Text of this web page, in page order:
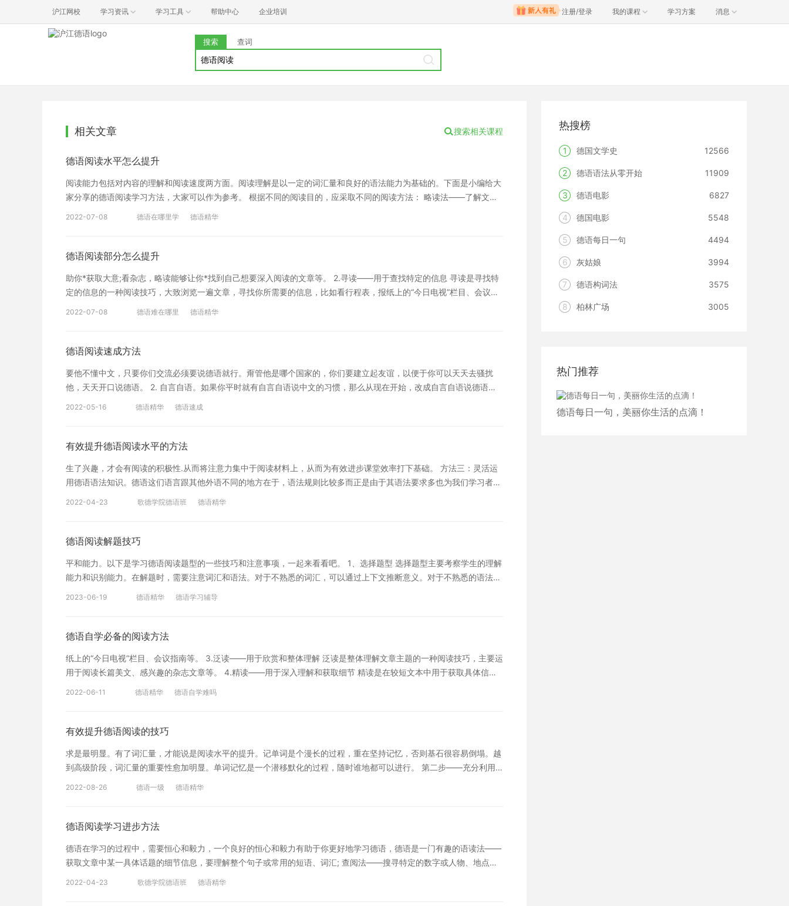
沪江网校 学习资讯 学习工具 帮助中心 企业培训 注册/登录 我的课程 学习方案 消息
搜索 查词
相关文章 搜索相关课程
德语阅读水平怎么提升
阅读能力包括对内容的理解和阅读速度两方面。阅读理解是以一定的词汇量和良好的语法能力为基础的。下面是小编给大
家分享的德语阅读学习方法，大家可以作为参考。 根据不同的阅读目的，应采取不同的阅读方法： 略读法——了解文章
结构的标记词。 在阅读时碰到生词是不可避免的。我们所要做的是猜测生词的含义，其方法有三： (1)根据上下文猜测词
蹴而就。在日常学习过程中，考生应注意积累词汇，并有意识地综合运用阅读方法和技巧。 以上就是德语阅读水平提升
方法，希望可以给大家在备考的过程中带来帮助。
2022-07-08 德语在哪里学 德语精华
德语阅读部分怎么提升
助你*获取大意;看杂志，略读能够让你*找到自己想要深入阅读的文章等。 2.寻读——用于查找特定的信息 寻读是寻找特
定的信息的一种阅读技巧，大致浏览一遍文章，寻找你所需要的信息，比如看行程表，报纸上的“今日电视”栏目、会议指
你掌握特定情境的细节，在这种情况下，就需要你理解每个单词，数据和事实了，比如账务报告、合约等. 所以怎样阅
2022-07-08 德语难在哪里 德语精华
德语阅读速成方法
要他不懂中文，只要你们交流必须要说德语就行。甭管他是哪个国家的，你们要建立起友谊，以便于你可以天天去骚扰
他，天天开口说德语。 2. 自言自语。如果你平时就有自言自语说中文的习惯，那么从现在开始，改成自言自语说德语。
话，往往会因为只注意到单词的发音而不理解整个句子的意思。所以，不论是口语手册还是教材，你在开口之前你要先默
读。读时声音不一定要很大，太语种，其中，选择德语的人很多。要想学好德语，掌握学习方法很重要。下面是小编给大
家分享的德语大声会影响思维，选择你觉得合适的音量，当然也不能太小声了导致含糊。 以上就是德语阅读方法的分
享，希望可以给大家在学习的时候带来帮助。
2022-05-16 德语精华 德语速成
有效提升德语阅读水平的方法
生了兴趣，才会有阅读的积极性.从而将注意力集中于阅读材料上，从而为有效进步课堂效率打下基础。 方法三：灵活运
用德语语法知识。德语这们语言跟其他外语不同的地方在于，语法规则比较多而正是由于其语法要求多也为我们学习者给
到事半功倍的作用。 根据主题内容，每次阅读前可以采取不同形式的活动，例如：提出问题，图片展示，播放电影片
者平日不断的积累和锻炼，坚持不懈，还要掌握一定的阅读有的背景知识。阅读后，也会采取回答问题、讨论，辩论、搜
索相关资料、制作幻灯片，写报告等活动，创造机会来反复运用跟主题相关的词汇和表达方式，集训语言学习的记忆和*
持度。 以上就是德语阅读方法的分享，希望可以给大家学习带来帮助。
2022-04-23 歌德学院德语班 德语精华
德语阅读解题技巧
平和能力。以下是学习德语阅读题型的一些技巧和注意事项，一起来看看吧。 1、选择题型 选择题型主要考察学生的理解
能力和识别能力。在解题时，需要注意词汇和语法。对于不熟悉的词汇，可以通过上下文推断意义。对于不熟悉的语法，
另外，需要在上下文中理解词语的含义，然后确定填空的词语。 4、翻译题型 翻译题型是考察学生翻译能力和词汇量的一
水平和能力。以下是学习德语阅读译文之间建立联系，理解意思后再用规范的德语表达出来。需要注意的是，翻译不仅仅
是字面的转化，还需要了解语言的文化背景和表达方式。 5、看图写句题型 看图写句题型需要学生根据图片和说明用德语
写出一句完整的句子。这种题型可以帮助学生练习词汇和语法，并且锻炼学生用德语表达自己的能力。需要注意的是，句
就是为大家介绍的学习德语阅读题型的一些技巧，希望可以帮助到各位考生。更多德语学习相关信息，可以关注沪江网查
2023-06-19 德语精华 德语学习辅导
德语自学必备的阅读方法
纸上的“今日电视”栏目、会议指南等。 3.泛读——用于欣赏和整体理解 泛读是整体理解文章主题的一种阅读技巧，主要运
用于阅读长篇美文、感兴趣的杂志文章等。 4.精读——用于深入理解和获取细节 精读是在较短文本中用于获取具体信息
才能既轻松又高效地阅读! 例如：考试的时候拿到一篇德语阅读理解题，应该先用第1种阅读方法了解文章大意，千万别直
阅读方法逐句逐字比照题干，获得精确的答案。在平时阅读德语报刊文章时，可以选用第1种和第3种阅读方法，培养对德
语文章的语感。小编不建议同学们拿到任何一篇德语文章，都逐句逐字抠语法，小伙伴们一定要记住：语言学习的终极*
是应用和交流，语法学习只是通往这个目的的一个辅助手段、决不是我们的目的。 所以请大家一定戒掉任何文章都逐字
2022-06-11 德语精华 德语自学难吗
有效提升德语阅读的技巧
求是最明显。有了词汇量，才能说是阅读水平的提升。记单词是个漫长的过程，重在坚持记忆，否则基石很容易倒塌。越
到高级阶段，词汇量的重要性愈加明显。单词记忆是一个潜移默化的过程，随时谁地都可以进行。 第二步——充分利用
其巨大的优势。 第三步一一分级阅读 单词记忆和语法的基础上，还需要对所阅读的资料进行分级，要做到阅读难度和水
分级，做到事半功倍。 简言之，阅读水平提升需要词汇和语法做基奠，同时也需要一定的方法，才能逐渐提高阅读水
平。 以上就是德语阅读技巧的分享，希望可以给大家学习带来帮助。
2022-08-26 德语一级 德语精华
德语阅读学习进步方法
德语在学习的过程中，需要恒心和毅力，一个良好的恒心和毅力有助于你更好地学习德语，德语是一门有趣的语读法——
获取文章中某一具体话题的细节信息，要理解整个句子或常用的短语、词汇; 查阅法——搜寻特定的数字或人物、地点、
2022-04-23 歌德学院德语班 德语精华
热搜榜
1 德国文学史 12566
2 德语语法从零开始 11909
3 德语电影 6827
4 德国电影 5548
5 德语每日一句 4494
6 灰姑娘 3994
7 德语构词法 3575
8 柏林广场 3005
热门推荐
德语每日一句，美丽你生活的点滴！